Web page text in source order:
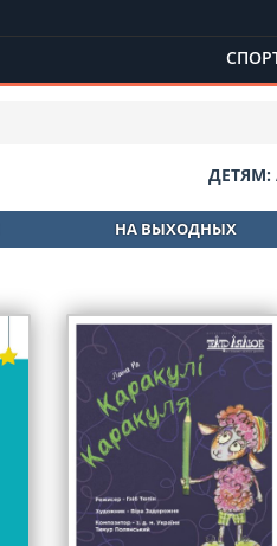
ДЕТЯМ:
НА ВЫХОДНЫХ